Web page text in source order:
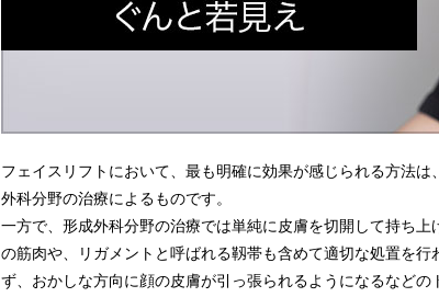
フェイスリフトにおいて、最も明確に効果が感じられる方法
外科分野の治療によるものです。
一方で、形成外科分野の治療では単純に皮膚を切開して持ち
の筋肉や、リガメントと呼ばれる靱帯も含めて適切な処置を
ず、おかしな方向に顔の皮膚が引っ張られるようになるなど